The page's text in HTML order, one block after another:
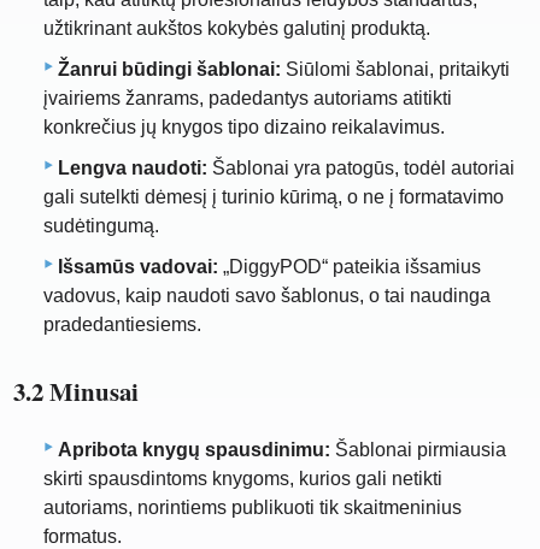
užtikrinant aukštos kokybės galutinį produktą.
Žanrui būdingi šablonai: Siūlomi šablonai, pritaikyti
įvairiems žanrams, padedantys autoriams atitikti
konkrečius jų knygos tipo dizaino reikalavimus.
Lengva naudoti: Šablonai yra patogūs, todėl autoriai
gali sutelkti dėmesį į turinio kūrimą, o ne į formatavimo
sudėtingumą.
Išsamūs vadovai: „DiggyPOD“ pateikia išsamius
vadovus, kaip naudoti savo šablonus, o tai naudinga
pradedantiesiems.
3.2 Minusai
Apribota knygų spausdinimu: Šablonai pirmiausia
skirti spausdintoms knygoms, kurios gali netikti
autoriams, norintiems publikuoti tik skaitmeninius
formatus.